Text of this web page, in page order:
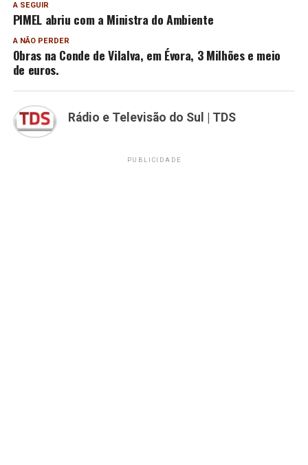
A SEGUIR
PIMEL abriu com a Ministra do Ambiente
A NÃO PERDER
Obras na Conde de Vilalva, em Évora, 3 Milhões e meio
de euros.
Rádio e Televisão do Sul | TDS
PUBLICIDADE